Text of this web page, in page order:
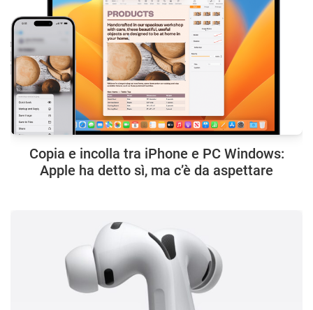
Copia e incolla tra iPhone e PC Windows:
Apple ha detto sì, ma c’è da aspettare